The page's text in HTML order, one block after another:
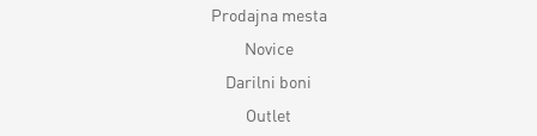
Prodajna mesta
Novice
Darilni boni
Outlet